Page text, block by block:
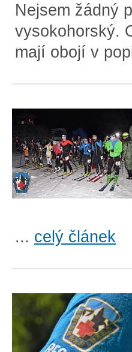
Nejsem žádný
vysokohorský.
mají obojí v
... celý článek